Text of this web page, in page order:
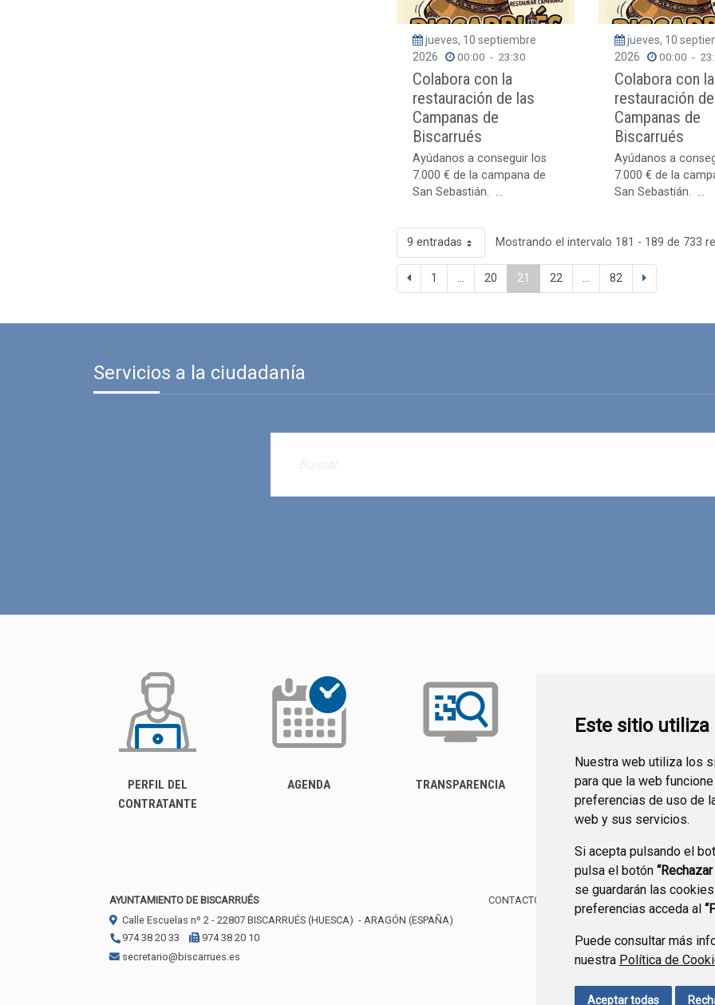
Este sitio
Nuestra web utiliza los
para que la web
preferencias de uso de
web y sus servicios.
Si acepta pulsando el
pulsa el botón
se guardarán las
preferencias acceda al
Puede consultar más
nuestra Política de
Aceptar todas
jueves, 10 septiembre
2026
00:00 - 23:30
Colabora con la
restauración de las
Campanas de
Biscarrués
Ayúdanos a conseguir los
7.000 € de la campana de
San Sebastián. ...
jueves, 10
2026
00:00 -
Colabora con la
restauración
Campanas de
Biscarrués
Ayúdanos a
7.000 € de la
San Sebastián. ...
9 entradas Mostrando el intervalo 181 - 189 de 733
1 ... 20 21 22 ... 82
Servicios a la ciudadanía
PERFIL DEL
CONTRATANTE
AGENDA TRANSPARENCIA
FORMULARIO DE
CONTACTO
AYUNTAMIENTO DE BISCARRUÉS
Calle Escuelas nº 2 - 22807 BISCARRUÉS (HUESCA) - ARAGÓN (ESPAÑA)
974 38 20 33
974 38 20 10
secretario@biscarrues.es
CONTACTO MAPA WEB